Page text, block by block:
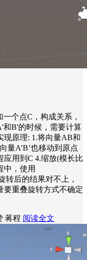
个点C，构成关系，
和B'的时候，需要计算
现原理: 1.将向量AB和
量A’B’也移动到原点
用到C 4.缩放(模长比
中，使用
转后的结果对不上，
要重叠旋转方式不确定
蒋程 阅读全文